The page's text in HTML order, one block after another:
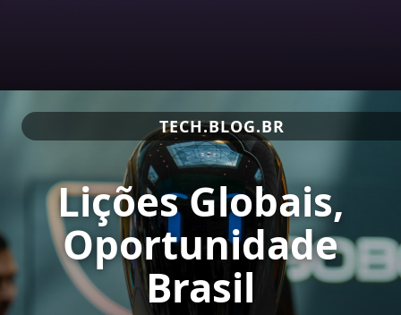
TECH.BLOG.BR
Lições Globais,
Oportunidade
Brasil